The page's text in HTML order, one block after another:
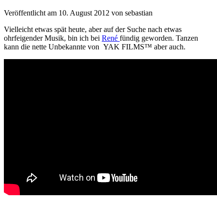
Veröffentlicht am 10. August 2012 von sebastian
Vielleicht etwas spät heute, aber auf der Suche nach etwas
ohrfeigender Musik, bin ich bei René fündig geworden. Tanzen
kann die nette Unbekannte von YAK FILMS™ aber auch.